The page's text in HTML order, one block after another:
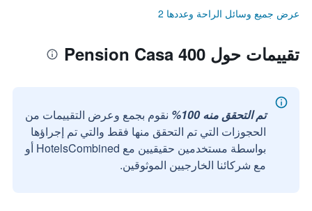
عرض جميع وسائل الراحة وعددها 2
تقييمات حول Pension Casa 400
تم التحقق منه 100%
نقوم بجمع وعرض التقييمات من
الحجوزات التي تم التحقق منها فقط والتي تم إجراؤها
بواسطة مستخدمين حقيقيين مع HotelsCombined أو
مع شركائنا الخارجيين الموثوقين.